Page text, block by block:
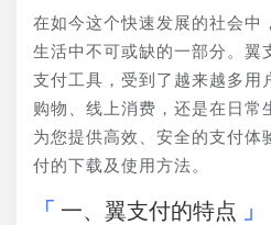
在如今这个快速发展的社会中
生活中不可或缺的一部分。翼
支付工具，受到了越来越多用
购物、线上消费，还是在日常
为您提供高效、安全的支付体
付的下载及使用方法。
一、翼支付的特点